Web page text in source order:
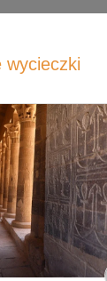
wycieczki